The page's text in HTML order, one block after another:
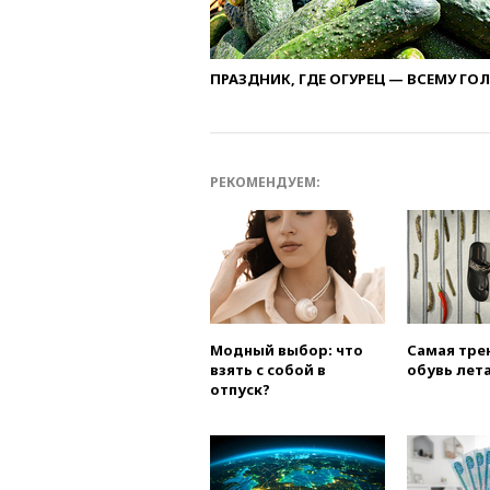
ПРАЗДНИК, ГДЕ ОГУРЕЦ — ВСЕМУ
РЕКОМЕНДУЕМ:
Модный выбор: что
взять с собой в
отпуск?
Самая
обувь